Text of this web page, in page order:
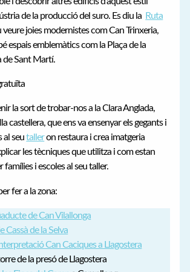
de la producció del suro. Es diu la Ruta
joies modernistes com Can Trinxeria,
espais emblemàtics com la Plaça de la
de Sant Martí.
la sort de trobar-nos a la Clara Anglada,
castellera, que ens va ensenyar els gegants i
al seutalleron restaura i crea imatgeria
les tècniques que utilitza i com estan
famílies i escoles al seu taller.
fer a la zona:
de Can Vilallonga
Cassà de la Selva
Can Caciques a Llagostera
de la presó de Llagostera